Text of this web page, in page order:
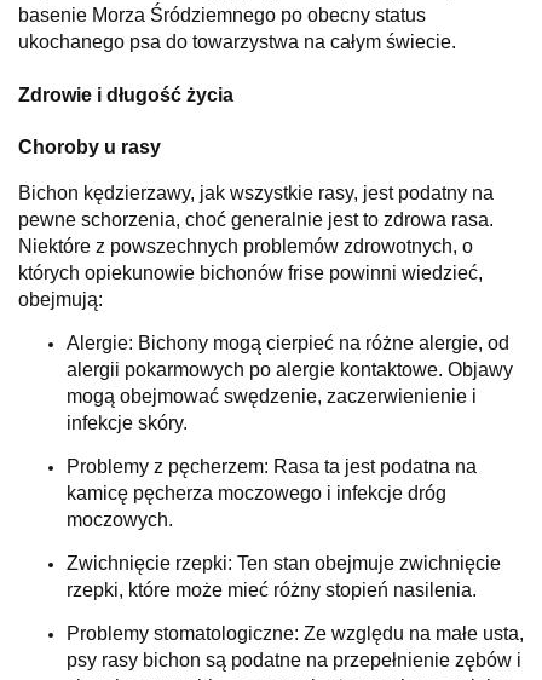
basenie Morza Śródziemnego po obecny status
ukochanego psa do towarzystwa na całym świecie.
Zdrowie i długość życia
Choroby u rasy
Bichon kędzierzawy, jak wszystkie rasy, jest podatny na
pewne schorzenia, choć generalnie jest to zdrowa rasa.
Niektóre z powszechnych problemów zdrowotnych, o
których opiekunowie bichonów frise powinni wiedzieć,
obejmują:
Alergie: Bichony mogą cierpieć na różne alergie, od
alergii pokarmowych po alergie kontaktowe. Objawy
mogą obejmować swędzenie, zaczerwienienie i
infekcje skóry.
Problemy z pęcherzem: Rasa ta jest podatna na
kamicę pęcherza moczowego i infekcje dróg
moczowych.
Zwichnięcie rzepki: Ten stan obejmuje zwichnięcie
rzepki, które może mieć różny stopień nasilenia.
Problemy stomatologiczne: Ze względu na małe usta,
psy rasy bichon są podatne na przepełnienie zębów i